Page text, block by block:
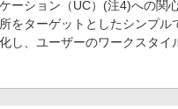
ケーション（UC）(注4)への関
所をターゲットとしたシンプル
化し、ユーザーのワークスタイ